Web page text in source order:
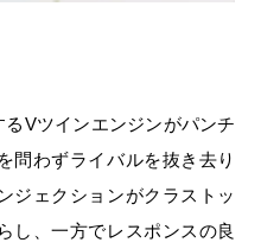
Vツインエンジンがパンチ
問わずライバルを抜き去り
ジェクションがクラストッ
し、一方でレスポンスの良